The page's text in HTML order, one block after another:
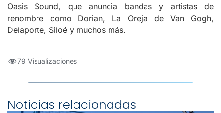
Oasis Sound, que anuncia bandas y artistas de
renombre como Dorian, La Oreja de Van Gogh,
Delaporte, Siloé y muchos más.
79 Visualizaciones
Noticias relacionadas